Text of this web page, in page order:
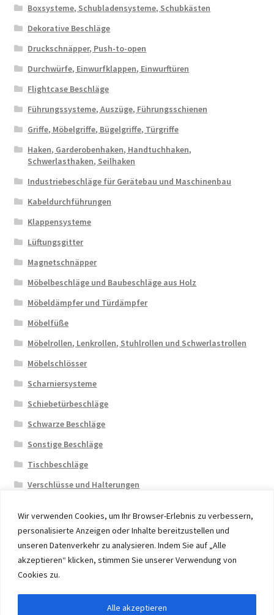
Wir verwenden Cookies, um Ihr Browser-Erlebnis zu verbessern,
personalisierte Anzeigen oder Inhalte bereitzustellen und
unseren Datenverkehr zu analysieren. Indem Sie auf „Alle
akzeptieren“ klicken, stimmen Sie unserer Verwendung von
Cookies zu.
Alle akzeptieren
Boxsysteme, Schubladensysteme, Schubkästen
Dekorative Beschläge
Druckschnäpper, Push-to-open
Durchwürfe, Einwurfklappen, Einwurftüren
Flightcase Beschläge
Führungssysteme, Auszüge, Führungsschienen
Griffe, Möbelgriffe, Bügelgriffe, Türgriffe
Haken, Garderobenhaken, Handtuchhaken,
Schwerlasthaken, Seilhaken
Industriebeschläge für Gerätebau und Maschinenbau
Kabeldurchführungen
Klappensysteme
Lüftungsgitter
Magnetschnäpper
Möbelbeschläge und Baubeschläge aus Holz
Möbeldämpfer und Türdämpfer
Möbelfüße
Möbelrollen, Lenkrollen, Stuhlrollen und Schwerlastrollen
Möbelschlösser
Scharniersysteme
Schiebetürbeschläge
Schwarze Beschläge
Sonstige Beschläge
Tischbeschläge
Verschlüsse und Halterungen
© 2026 Eruon Trade UG, Germany, member of the ERUON